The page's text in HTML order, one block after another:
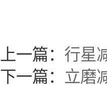
上一篇： 行星
下一篇： 立磨